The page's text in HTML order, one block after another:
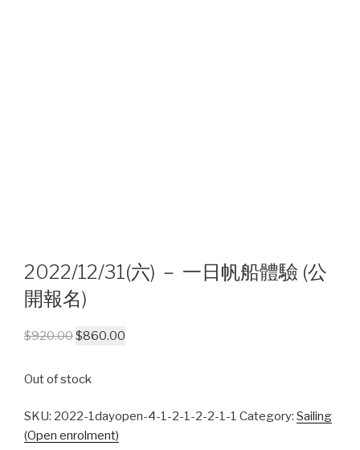
2022/12/31(六) － 一日帆船體驗 (公
開報名)
$920.00$860.00
Out of stock
SKU: 2022-1dayopen-4-1-2-1-2-2-1-1 Category: Sailing
(Open enrolment)